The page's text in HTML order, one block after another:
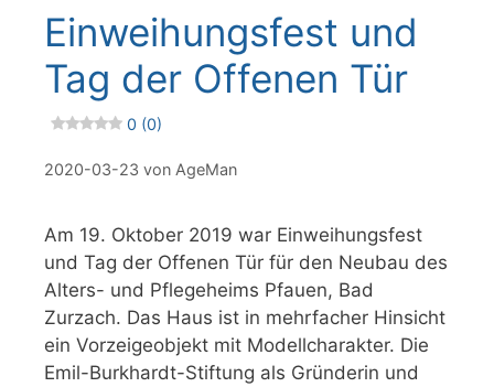
Einweihungsfest und
Tag der Offenen Tür
0 (0)
2020-03-23 von AgeMan
Am 19. Oktober 2019 war Einweihungsfest
und Tag der Offenen Tür für den Neubau des
Alters- und Pflegeheims Pfauen, Bad
Zurzach. Das Haus ist in mehrfacher Hinsicht
ein Vorzeigeobjekt mit Modellcharakter. Die
Emil-Burkhardt-Stiftung als Gründerin und